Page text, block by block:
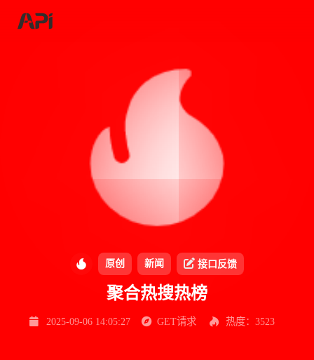
原创 新闻 接口反馈
聚合热搜热榜
2025-09-06 14:05:27 GET请求 热度：3523